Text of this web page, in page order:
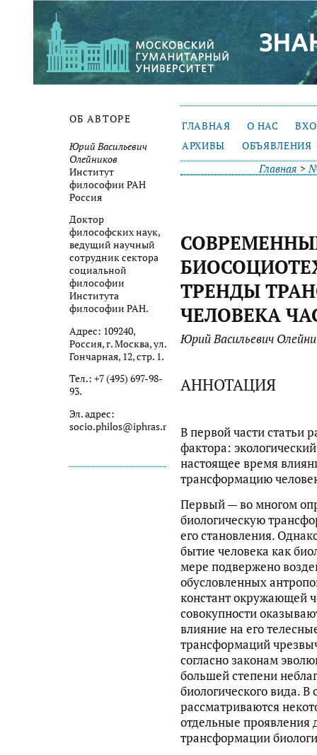
ОБ АВТОРЕ
Юрий Васильевич
Олейников
Институт
философии РАН
Россия
Доктор
философских наук,
ведущий научный
сотрудник сектора
социальной
философии
Института
философии РАН.
Адрес: 109240,
Россия, г. Москва, ул.
Гончарная, 12, стр. 1.
Тел.: +7 (495) 697-98-
93.
Эл. адрес:
socio.philos@iphras.ru
ГЛАВНАЯ О НАС
АРХИВЫ
ОБЪЯВЛЕНИЯ
Главная >№
ТРЕНДЫ
ЧЕЛОВЕКА
Юрий Васильевич
АННОТАЦИЯ
В первой части статьи
фактора:
настоящее время
трансформацию
Первый — во многом
биологическую
его становления.
бытие человека как
мере подвержено
обусловленных
констант окружающей
совокупности
влияние на его
трансформаций
согласно законам
большей степени
биологического вида. В
рассматриваются
отдельные проявления
трансформации